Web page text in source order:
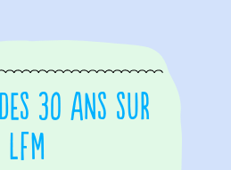
30 ans sur
LFM